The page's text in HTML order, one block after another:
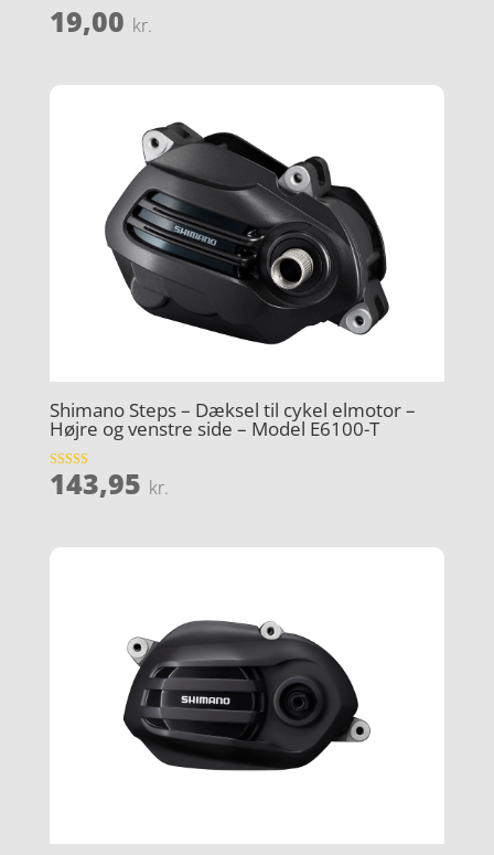
Vurderet
4.2
19,00 kr.
Shimano Steps – Dæksel til cykel elmotor –
Højre og venstre side – Model E6100-T
Vurderet
4.7
143,95 kr.